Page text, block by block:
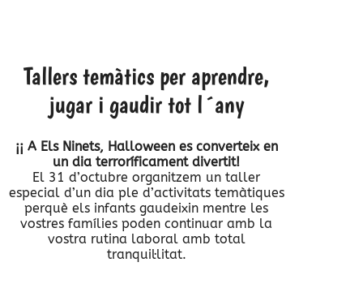
Tallers temàtics per aprendre,
jugar i gaudir tot l´any
¡¡ A Els Ninets, Halloween es converteix en
un dia terroríficament divertit!
El 31 d’octubre organitzem un taller
especial d’un dia ple d’activitats temàtiques
perquè els infants gaudeixin mentre les
vostres famílies poden continuar amb la
vostra rutina laboral amb total
tranquil·litat.